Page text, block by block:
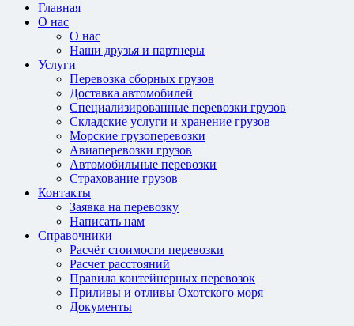
Главная
О нас
О нас
Наши друзья и партнеры
Услуги
Перевозка сборных грузов
Доставка автомобилей
Специализированные перевозки грузов
Складские услуги и хранение грузов
Морские грузоперевозки
Авиаперевозки грузов
Автомобильные перевозки
Страхование грузов
Контакты
Заявка на перевозку
Написать нам
Справочники
Расчёт стоимости перевозки
Расчет расстояний
Правила контейнерных перевозок
Приливы и отливы Охотского моря
Документы